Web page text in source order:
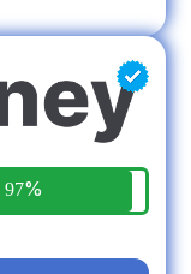
97%